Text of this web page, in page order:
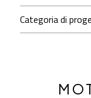
Categoria di